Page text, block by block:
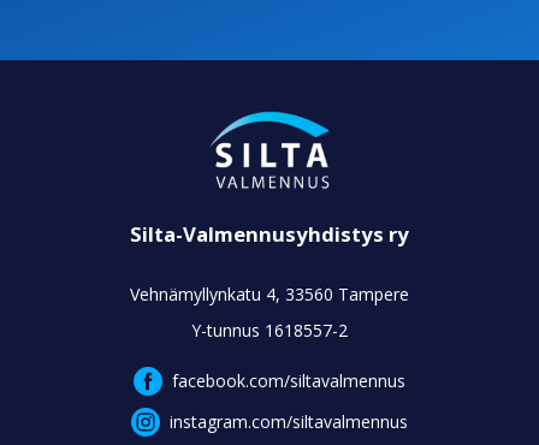
Silta-Valmennusyhdistys ry
Vehnämyllynkatu 4, 33560 Tampere
Y-tunnus 1618557-2
facebook.com/siltavalmennus
instagram.com/siltavalmennus